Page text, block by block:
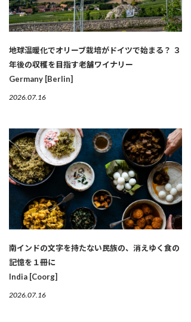
地球温暖化でオリーブ栽培がドイツで始まる？ ３
年後の収穫を目指す老舗ワイナリー
Germany [Berlin]
2026.07.16
南インドの文字を持たない民族の、消えゆく食の
記憶を１冊に
India [Coorg]
2026.07.16